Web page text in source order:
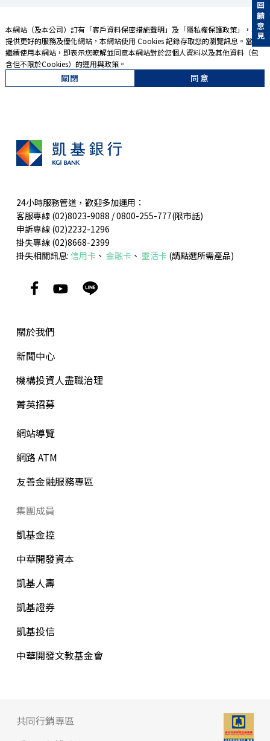
本網站（及本公司）訂有「客戶資料保密措施聲明」及「隱私權保護政策」，為
提供更好的服務及優化網站，本網站使用 Cookies 記錄存取您的瀏覽訊息。當您
繼續使用本網站，即表示您暸解並同意本網站對於您個人資料以及其他資料（包
含但不限於Cookies）的運用與政策。
關閉 同意
24小時服務管道，歡迎多加運用：
客服專線 (02)8023-9088 / 0800-255-777(限市話)
申訴專線 (02)2232-1296
掛失專線 (02)8668-2399
掛失相關訊息: 信用卡 、 金融卡 、 靈活卡 (請點選所需產品)
關於我們
新聞中心
機構投資人盡職治理
菁英招募
網站導覽
網路 ATM
友善金融服務專區
集團成員
凱基金控
中華開發資本
凱基人壽
凱基證券
凱基投信
中華開發文教基金會
共同行銷專區
回饋意見